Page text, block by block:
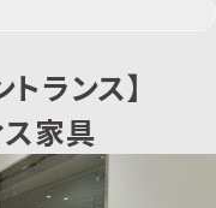
ランス】
家具